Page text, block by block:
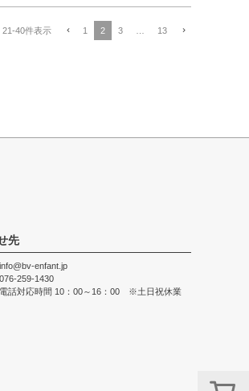
21-40件表示 1 2 3 13
先
info@bv-enfant.jp
076-259-1430
電話対応時間 10：00～16：00 ※土日祝休業